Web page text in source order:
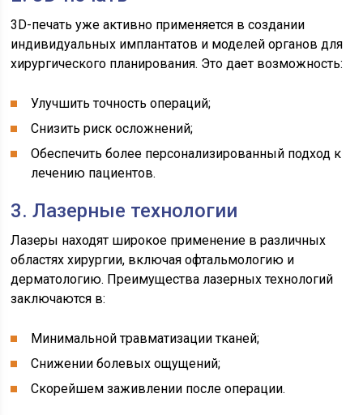
3D-печать уже активно применяется в создании
индивидуальных имплантатов и моделей органов для
хирургического планирования. Это дает возможность:
Улучшить точность операций;
Снизить риск осложнений;
Обеспечить более персонализированный подход к
лечению пациентов.
3. Лазерные технологии
Лазеры находят широкое применение в различных
областях хирургии, включая офтальмологию и
дерматологию. Преимущества лазерных технологий
заключаются в:
Минимальной травматизации тканей;
Снижении болевых ощущений;
Скорейшем заживлении после операции.